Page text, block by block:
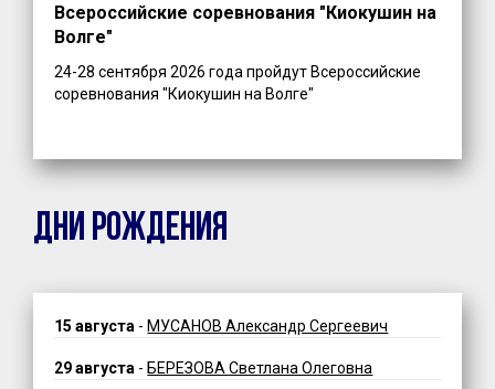
Всероссийские соревнования "Киокушин на
Волге"
24-28 сентября 2026 года пройдут Всероссийские
соревнования "Киокушин на Волге"
ДНИ РОЖДЕНИЯ
15 августа - МУСАНОВ Александр Сергеевич
29 августа - БЕРЕЗОВА Светлана Олеговна